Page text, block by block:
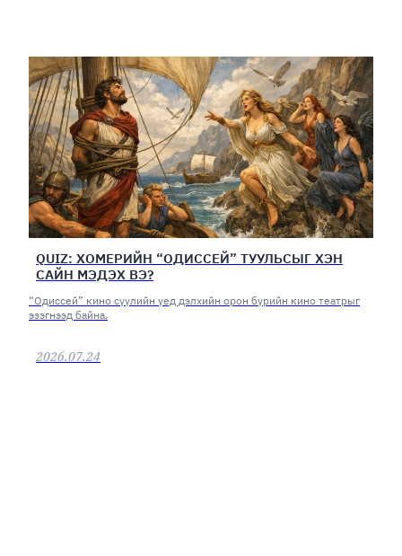
QUIZ: ХОМЕРИЙН “ОДИССЕЙ” ТУУЛЬСЫГ ХЭН
САЙН МЭДЭХ ВЭ?
“Одиссей” кино сүүлийн үед дэлхийн орон бүрийн кино театрыг
эзэгнээд байна.
2026.07.24